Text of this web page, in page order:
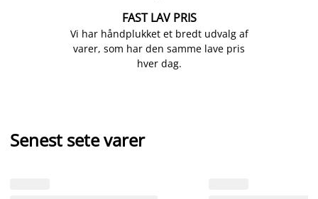
FAST LAV PRIS
Vi har håndplukket et bredt udvalg af
varer, som har den samme lave pris
hver dag.
Senest sete varer